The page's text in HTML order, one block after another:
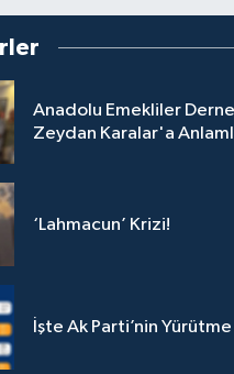
Anadolu Emekliler
Zeydan Karalar'a
‘Lahmacun’ Krizi!
İşte Ak Parti’nin